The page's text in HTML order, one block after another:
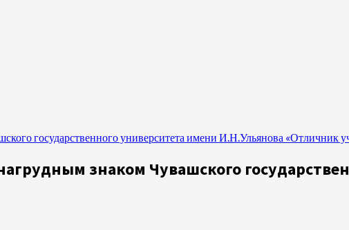
государственного университета имени И.Н.Ульянова «Отличник
знаком Чувашского